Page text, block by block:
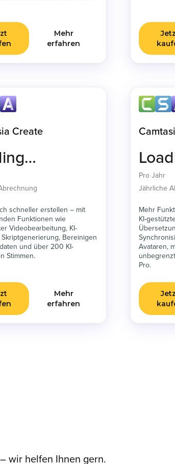
Mehr
erfahren
Create
schneller erstellen – mit
Funktionen wie
Videobearbeitung, KI-
Bereinigen
und über 200 KI-
Stimmen.
Mehr
erfahren
Pro Jahr
Jährliche
Mehr
KI-
Avataren,
Pro.
– wir helfen Ihnen gern.